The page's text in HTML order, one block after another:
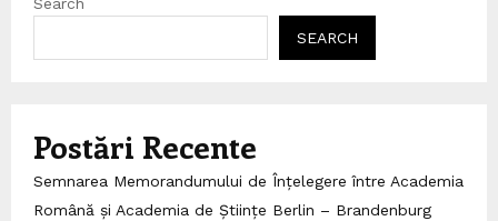
Search
SEARCH
Postări Recente
Semnarea Memorandumului de Înțelegere între Academia
Română și Academia de Științe Berlin – Brandenburg